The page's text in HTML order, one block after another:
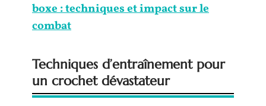
boxe : techniques et impact sur le
combat
Techniques d’entraînement pour
un crochet dévastateur